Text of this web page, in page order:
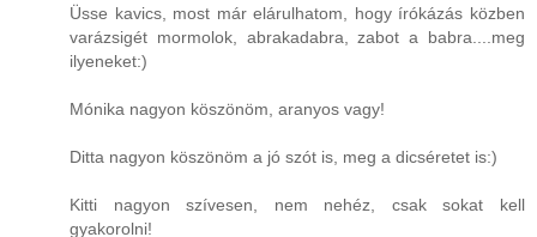
Üsse kavics, most már elárulhatom, hogy írókázás közben
varázsigét mormolok, abrakadabra, zabot a babra....meg
ilyeneket:)
Mónika nagyon köszönöm, aranyos vagy!
Ditta nagyon köszönöm a jó szót is, meg a dicséretet is:)
Kitti nagyon szívesen, nem nehéz, csak sokat kell
gyakorolni!